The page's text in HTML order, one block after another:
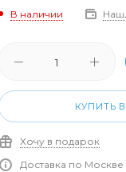
В наличии
КУПИТЬ
Хочу в подарок
Доставка по Москве